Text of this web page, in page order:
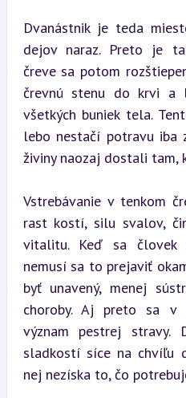
Dvanástnik je teda
dejov naraz. Preto je
čreve sa potom
črevnú stenu do krvi a
všetkých buniek tela.
lebo nestačí potravu iba
živiny naozaj dostali tam,
Vstrebávanie v tenkom
rast kostí, silu svalov,
vitalitu. Keď sa človek
nemusí sa to prejaviť
byť unavený, menej
choroby. Aj preto sa v
význam pestrej stravy.
sladkostí síce na chvíľu
nej nezíska to, čo